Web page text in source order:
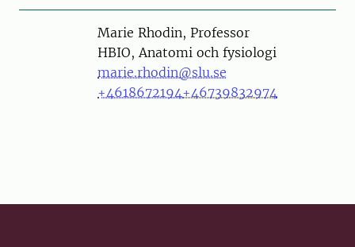
PersonMarie Rhodin, Professor
HBIO, Anatomi och fysiologi
marie.rhodin@slu.se
+4618672194+46739832974